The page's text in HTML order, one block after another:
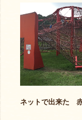
ネットで出来た